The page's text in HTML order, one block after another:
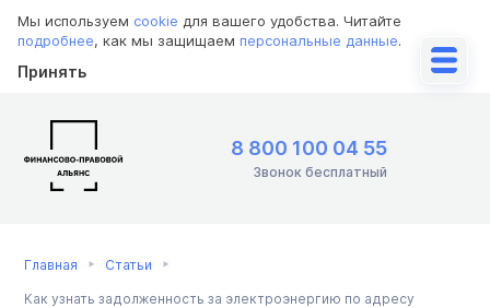
Мы используем cookie для вашего удобства. Читайте
подробнее, как мы защищаем персональные данные.
Принять
8 800 100 04 55
Звонок бесплатный
Главная Статьи
Как узнать задолженность за электроэнергию по адресу